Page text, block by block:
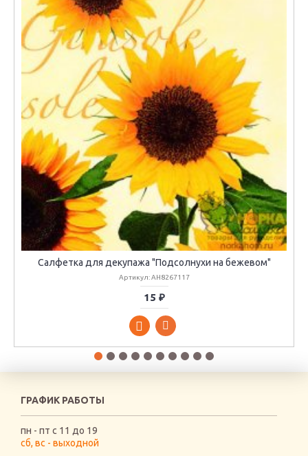
Салфетка для декупажа "Подсолнухи на бежевом"
Артикул: AH8267117
15 ₽
ГРАФИК РАБОТЫ
пн - пт с 11 до 19
сб, вс - выходной